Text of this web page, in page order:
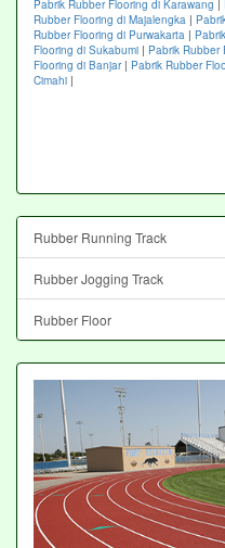
Pabrik Rubber Flooring di Karawang |
Rubber Flooring di Majalengka |
Rubber Flooring di Purwakarta |
Flooring di Sukabumi | Pabrik Rubber
Flooring di Banjar| Pabrik Rubber
Cimahi |
Rubber Running Track
Rubber Jogging Track
Rubber Floor